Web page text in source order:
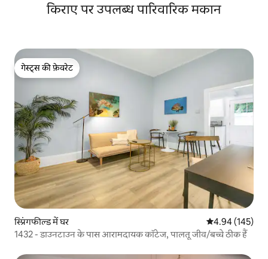
किराए पर उपलब्ध पारिवारिक मकान
गेस्ट्स की फ़ेवरेट
गेस्ट्स की फ़ेवरेट
स्प्रिंगफील्ड में घर औसत रेटिंग 5 में से
4.94 (145)
1432 - डाउनटाउन के पास आरामदायक कॉटेज, पालतू जीव/बच्चे ठीक हैं